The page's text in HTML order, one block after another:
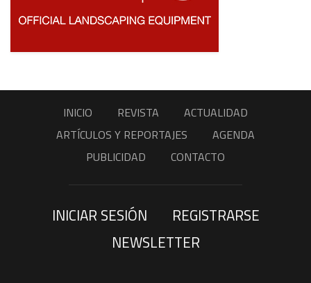
INICIO REVISTA
ACTUALIDAD
ARTÍCULOS Y REPORTAJES
AGENDA
PUBLICIDAD
CONTACTO
INICIAR SESIÓN
REGISTRARSE
NEWSLETTER